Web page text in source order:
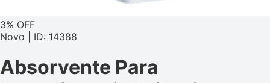
3% OFF
Novo | ID: 14388
Absorvente Para